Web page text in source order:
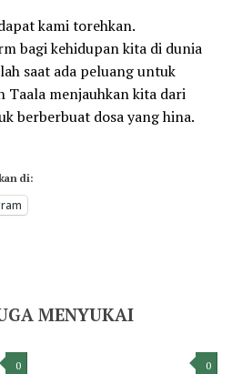
kami torehkan.
bagi kehidupan kita di dunia
saat ada peluang untuk
Taala menjauhkan kita dari
berberbuat dosa yang hina.
di:
MENYUKAI
0 0